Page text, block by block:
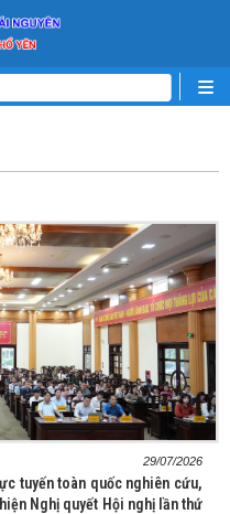
29/07/2026
tuyến toàn quốc nghiên cứu,
Nghị quyết Hội nghị lần thứ